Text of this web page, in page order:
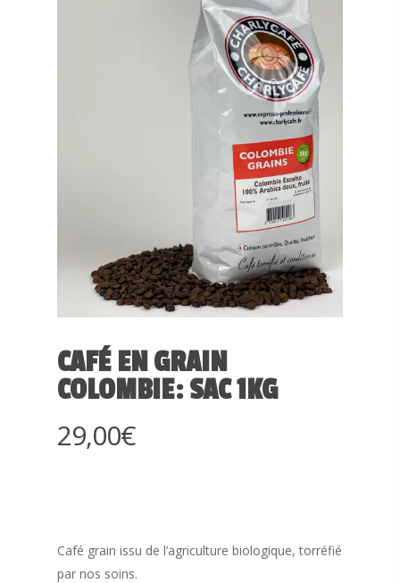
CAFÉ EN GRAIN
COLOMBIE: SAC 1KG
29,00€
Café grain issu de l’agriculture biologique, torréfié
par nos soins.